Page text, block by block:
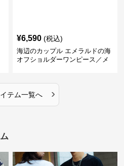
¥6,590 (税込)
海辺のカップル エメラルドの海
オフショルダーワンピース／メ
テム一覧へ ›